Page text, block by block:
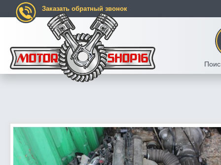
Заказать обратный звонок